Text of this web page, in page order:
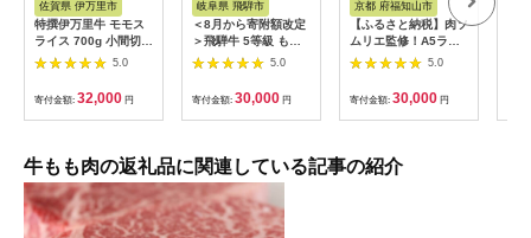
佐賀県 伊万里市
特撰伊万里牛 モモス
ライス 700g 小間切れ
500g セット 044-
5.0
寄付金額: 32,000 円
岐阜県 飛騨市
＜8月から寄附額改定
＞飛騨牛 5等級 もも
肉レア部位 ランプ 焼
肉用300ｇ 飛騨市推
奨特産品 古里精肉店
牛肉 和牛 肉 焼肉 熨
斗掛け 熨斗掛け
[C0043ch]
5.0
寄付金額: 30,000 円
京都 府福知山市
【ふるさと納税】肉ソ
ムリエ監修！A5ラン
ク厳選和牛ローストビ
ーフ(300g×2本・計
600g) ローストビーフ
A5ランク 和牛 レシピ
ギフト 贈答 贈答品 お
せ市 【fc-AX001】
【肉のABCフーズ福
5.0
寄付金額: 30,000 円
牛もも肉の返礼品に関連している記事の紹介